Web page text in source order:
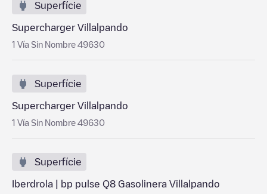
Superfície
Supercharger Villalpando
1 Vía Sin Nombre 49630
Superfície
Supercharger Villalpando
1 Vía Sin Nombre 49630
Superfície
Iberdrola | bp pulse Q8 Gasolinera Villalpando